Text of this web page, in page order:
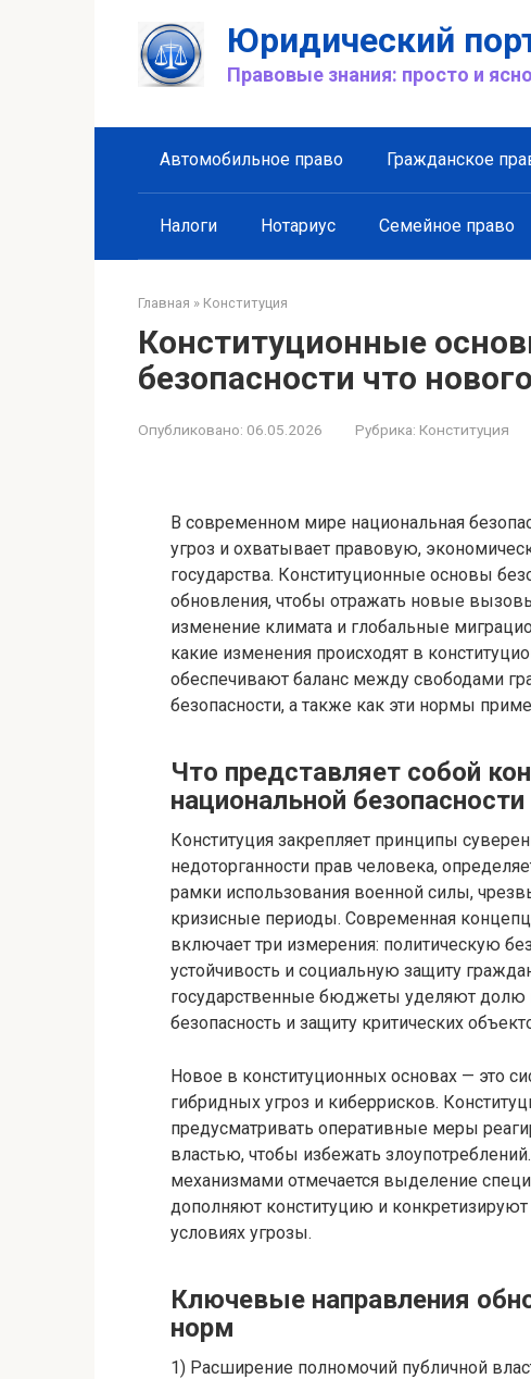
Юридический
Правовые знания: просто и ясно
Автомобильное право Гражданское
Налоги Нотариус Семейное право
Главная » Конституция
Конституционные
безопасности что нового
Опубликовано: 06.05.2026 Рубрика: Конституция
В современном мире национальная
угроз и охватывает правовую,
государства. Конституционные основы
обновления, чтобы отражать новые
изменение климата и глобальные
какие изменения происходят в
обеспечивают баланс между свободами
безопасности, а также как эти нормы
Что представляет собой
национальной безопасности
Конституция закрепляет принципы
недоторганности прав человека,
рамки использования военной силы,
кризисные периоды. Современная
включает три измерения: политическую
устойчивость и социальную защиту
государственные бюджеты уделяют долю
безопасность и защиту критических
Новое в конституционных основах — это
гибридных угроз и киберрисков.
предусматривать оперативные меры
властью, чтобы избежать
механизмами отмечается выделение
дополняют конституцию и
условиях угрозы.
Ключевые направления
норм
1) Расширение полномочий публичной